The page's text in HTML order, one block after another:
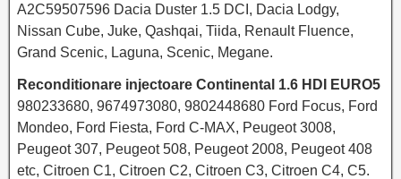
A2C59507596 Dacia Duster 1.5 DCI, Dacia Lodgy,
Nissan Cube, Juke, Qashqai, Tiida, Renault Fluence,
Grand Scenic, Laguna, Scenic, Megane.
Reconditionare injectoare Continental 1.6 HDI EURO5
980233680, 9674973080, 9802448680 Ford Focus, Ford
Mondeo, Ford Fiesta, Ford C-MAX, Peugeot 3008,
Peugeot 307, Peugeot 508, Peugeot 2008, Peugeot 408
etc, Citroen C1, Citroen C2, Citroen C3, Citroen C4, C5.